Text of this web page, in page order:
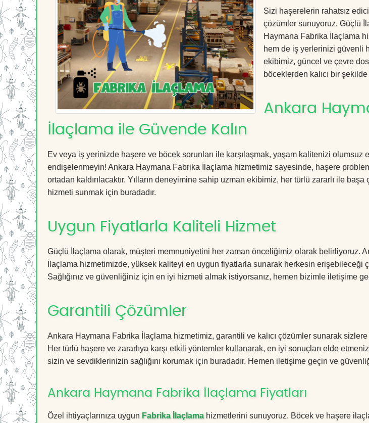
Sizi haşerelerin rahatsız
çözümler sunuyoruz. Güçlü
Haymana Fabrika İlaçlama
hem de iş yerlerinizi güvenli
ekibimiz, güncel ve çevre
böceklerden kalıcı bir şekilde
Ankara
İlaçlama ile Güvende Kalın
Ev veya iş yerinizde haşere ve böcek sorunları ile karşılaşmak, yaşam kalitenizi olumsuz
endişelenmeyin! Ankara Haymana Fabrika İlaçlama hizmetimiz sayesinde, haşere
ortadan kaldırılacaktır. Yılların deneyimine sahip uzman ekibimiz, her türlü zararlı ile
hizmeti sunmak için buradadır.
Uygun Fiyatlarla Kaliteli Hizmet
Güçlü İlaçlama olarak, müşteri memnuniyetini her zaman önceliğimiz olarak belirliyoruz.
İlaçlama hizmetimizde, yüksek kaliteyi en uygun fiyatlarla sunarak herkesin erişebileceği
Sağlığınız ve güvenliğiniz için en iyi hizmeti almak istiyorsanız, hemen bizimle iletişime
Garantili Çözümler
Ankara Haymana Fabrika İlaçlama hizmetimiz, garantili ve kalıcı çözümler sunarak
Her türlü haşere ve zararlıya karşı etkili yöntemler kullanarak, en iyi sonuçları elde
sizin ve sevdiklerinizin sağlığını korumak için buradadır. Hemen iletişime geçin ve
Ankara Haymana Fabrika İlaçlama Fiyatları
Özel ihtiyaçlarınıza uygun Fabrika İlaçlamahizmetlerini sunuyoruz. Böcek ve haşere